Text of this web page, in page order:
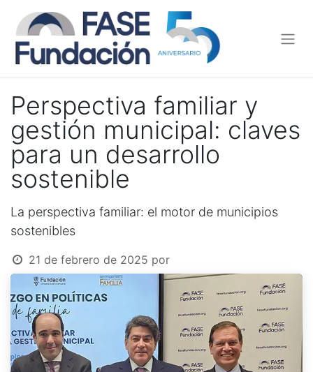
Perspectiva familiar y
gestión municipal: claves
para un desarrollo
sostenible
La perspectiva familiar: el motor de municipios
sostenibles
21 de febrero de 2025 por